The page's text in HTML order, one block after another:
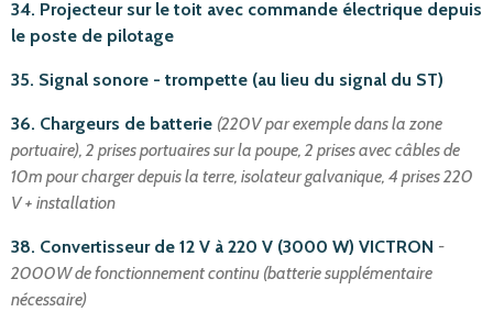
34. Projecteur sur le toit avec commande électrique depuis
le poste de pilotage
35. Signal sonore - trompette (au lieu du signal du ST)
36. Chargeurs de batterie (220V par exemple dans la zone
portuaire), 2 prises portuaires sur la poupe, 2 prises avec câbles de
10m pour charger depuis la terre, isolateur galvanique, 4 prises 220
V + installation
38. Convertisseur de 12 V à 220 V (3000 W) VICTRON -
2000W de fonctionnement continu (batterie supplémentaire
nécessaire)